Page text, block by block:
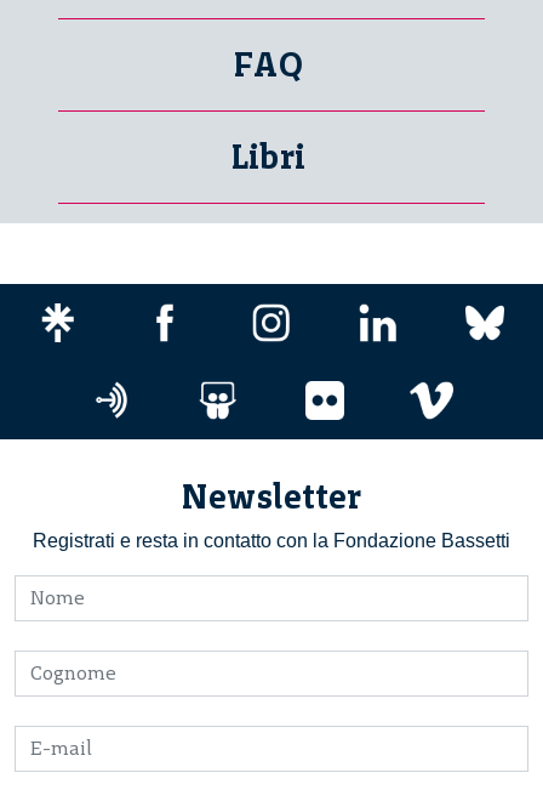
FAQ
Libri
Newsletter
Registrati e resta in contatto con la Fondazione Bassetti